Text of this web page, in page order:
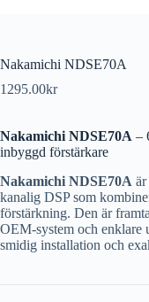
Nakamichi NDSE70A
1295.00kr
Nakamichi NDSE70A –
inbyggd förstärkare
Nakamichi NDSE70A
kanalig DSP som
förstärkning. Den är
OEM-system och enklare
smidig installation och